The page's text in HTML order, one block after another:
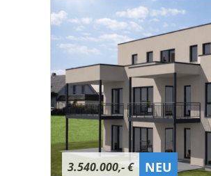
3.540.000,- € NEU